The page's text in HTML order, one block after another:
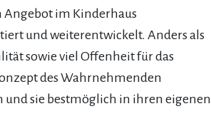
Angebot im Kinderhaus
und weiterentwickelt. Anders als
sowie viel Offenheit für das
des Wahrnehmenden
und sie bestmöglich in ihren eigenen